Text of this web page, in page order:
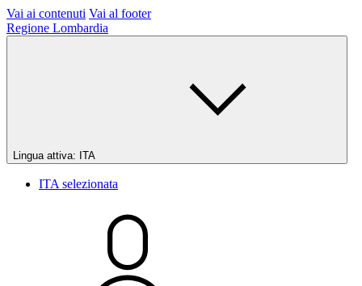
Vai ai contenuti Vai al footer
Regione Lombardia
Lingua attiva: ITA
ITA selezionata